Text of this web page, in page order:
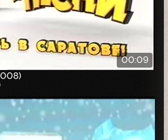
00:09